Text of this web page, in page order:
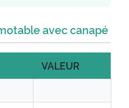
avec canapé
VALEUR